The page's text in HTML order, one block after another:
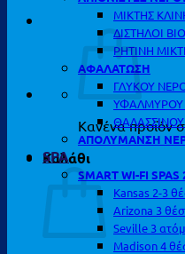
Κανένα προϊόν
Καλάθι
ΜΙΚΤΗΣ
ΔΙΣΤΗΛΟΙ
ΡΗΤΙΝΗ
ΑΦΑΛΑΤΩΣΗ
ΓΛΥΚΟΥ
ΥΦΑΛΜΥΡΟΥ
ΑΠΟΛΥΜΑΝΣΗ
SPA
SMART WI-FI SPAS
Kansas 2-3
Arizona 3
Seville 3
Madison 4